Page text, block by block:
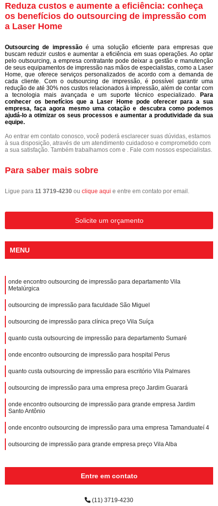
Reduza custos e aumente a eficiência: conheça
os benefícios do outsourcing de impressão com
a Laser Home
Outsourcing de impressão é uma solução eficiente para empresas que
buscam reduzir custos e aumentar a eficiência em suas operações. Ao optar
pelo outsourcing, a empresa contratante pode deixar a gestão e manutenção
de seus equipamentos de impressão nas mãos de especialistas, como a Laser
Home, que oferece serviços personalizados de acordo com a demanda de
cada cliente. Com o outsourcing de impressão, é possível garantir uma
redução de até 30% nos custos relacionados à impressão, além de contar com
a tecnologia mais avançada e um suporte técnico especializado. Para
conhecer os benefícios que a Laser Home pode oferecer para a sua
empresa, faça agora mesmo uma cotação e descubra como podemos
ajudá-lo a otimizar os seus processos e aumentar a produtividade da sua
equipe.
Ao entrar em contato conosco, você poderá esclarecer suas dúvidas, estamos
à sua disposição, através de um atendimento cuidadoso e comprometido com
a sua satisfação. Também trabalhamos com e . Fale com nossos especialistas.
Para saber mais sobre
Ligue para 11 3719-4230 ou clique aqui e entre em contato por email.
Solicite um orçamento
MENU
onde encontro outsourcing de impressão para departamento Vila
Metalúrgica
outsourcing de impressão para faculdade São Miguel
outsourcing de impressão para clínica preço Vila Suíça
quanto custa outsourcing de impressão para departamento Sumaré
onde encontro outsourcing de impressão para hospital Perus
quanto custa outsourcing de impressão para escritório Vila Palmares
outsourcing de impressão para uma empresa preço Jardim Guarará
onde encontro outsourcing de impressão para grande empresa Jardim
Santo Antônio
onde encontro outsourcing de impressão para uma empresa Tamanduateí 4
outsourcing de impressão para grande empresa preço Vila Alba
Entre em contato
(11) 3719-4230